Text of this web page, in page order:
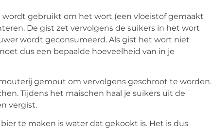
wordt gebruikt om het wort (een vloeistof gemaakt
De gist zet vervolgens de suikers in het wort
wordt geconsumeerd. Als gist het wort niet
dus een bepaalde hoeveelheid van in je
gemout om vervolgens geschroot te worden.
Tijdens het maischen haal je suikers uit de
vergist.
te maken is water dat gekookt is. Het is dus